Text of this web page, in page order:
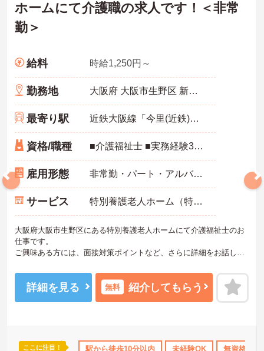
交通費支給
ホームにて介護職の求人です！＜非常
勤＞
給料 時給1,250円～
勤務地 大阪府 大阪市生野区 新今里4丁目11番17号
最寄り駅 近鉄大阪線「今里(近鉄)駅」徒歩5分
資格/職種 ■介護福祉士 ■実務経験3年以上ある方
雇用形態 非常勤・パート・アルバイト
サービス 特別養護老人ホーム（特養）
大阪府大阪市生野区にある特別養護老人ホームにて介護福祉士のお
仕事です。
ご興味ある方には、面接対策ポイントなど、さらに詳細をお話しい
詳細を見る 無料 紹介してもらう
ここに注目！ 駅から徒歩10分以内 未経験OK 無資格OK